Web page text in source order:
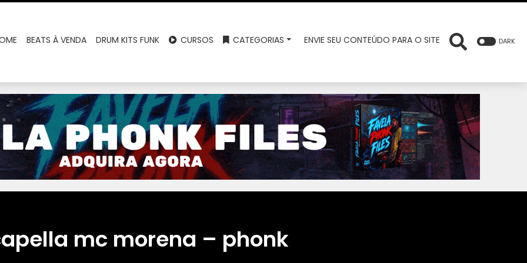
BEATS À VENDA DRUM KITS FUNK CURSOS CATEGORIAS ENVIE SEU CONTEÚDO PARA O SITE DARK
mc morena – phonk